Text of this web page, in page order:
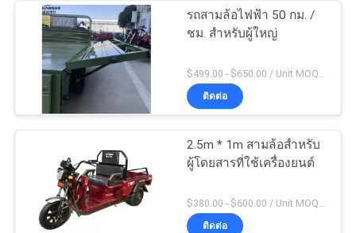
รถสามล้อไฟฟ้า 50 กม. /
ชม. สำหรับผู้ใหญ่
ติดต่อ
2.5m * 1m สามล้อสำหรับ
ผู้โดยสารที่ใช้เครื่องยนต์
ติดต่อ